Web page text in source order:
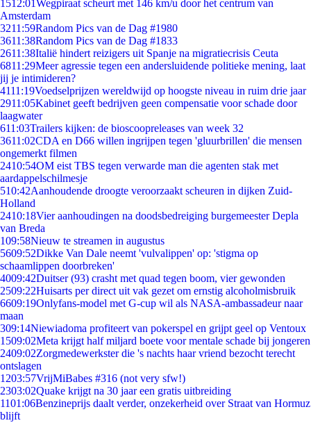
1512:01Wegpiraat scheurt met 146 km/u door het centrum van
Amsterdam
3211:59Random Pics van de Dag #1980
3611:38Random Pics van de Dag #1833
2611:38Italië hindert reizigers uit Spanje na migratiecrisis Ceuta
6811:29Meer agressie tegen een andersluidende politieke mening, laat
jij je intimideren?
4111:19Voedselprijzen wereldwijd op hoogste niveau in ruim drie jaar
2911:05Kabinet geeft bedrijven geen compensatie voor schade door
laagwater
611:03Trailers kijken: de bioscoopreleases van week 32
3611:02CDA en D66 willen ingrijpen tegen 'gluurbrillen' die mensen
ongemerkt filmen
2410:54OM eist TBS tegen verwarde man die agenten stak met
aardappelschilmesje
510:42Aanhoudende droogte veroorzaakt scheuren in dijken Zuid-
Holland
2410:18Vier aanhoudingen na doodsbedreiging burgemeester Depla
van Breda
109:58Nieuw te streamen in augustus
5609:52Dikke Van Dale neemt 'vulvalippen' op: 'stigma op
schaamlippen doorbreken'
4009:42Duitser (93) crasht met quad tegen boom, vier gewonden
2509:22Huisarts per direct uit vak gezet om ernstig alcoholmisbruik
6609:19Onlyfans-model met G-cup wil als NASA-ambassadeur naar
maan
309:14Niewiadoma profiteert van pokerspel en grijpt geel op Ventoux
1509:02Meta krijgt half miljard boete voor mentale schade bij jongeren
2409:02Zorgmedewerkster die 's nachts haar vriend bezocht terecht
ontslagen
1203:57VrijMiBabes #316 (not very sfw!)
2303:02Quake krijgt na 30 jaar een gratis uitbreiding
1101:06Benzineprijs daalt verder, onzekerheid over Straat van Hormuz
blijft